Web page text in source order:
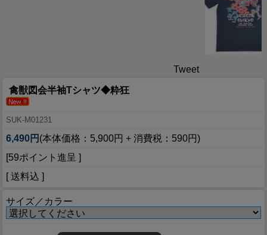
Tweet
禽獣図会半袖Tシャツ◆粋狂
SUK-M01231
6,490円 (本体価格：5,900円 + 消費税：590円)
[59ポイント進呈 ]
[ 送料込 ]
サイズ／カラー